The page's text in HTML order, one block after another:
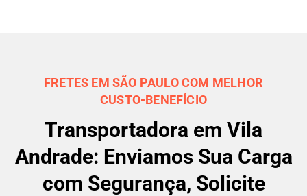
FRETES EM SÃO PAULO COM MELHOR
CUSTO-BENEFÍCIO
Transportadora em Vila
Andrade: Enviamos Sua Carga
com Segurança, Solicite